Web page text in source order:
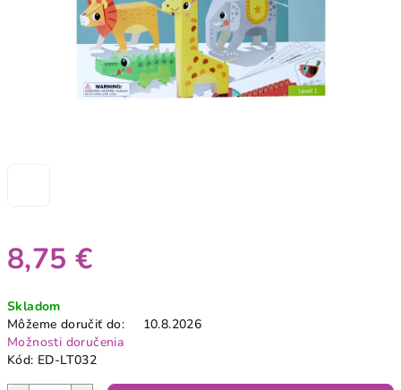
8,75 €
cena:
Skladom
Môžeme doručiť do:
10.8.2026
Možnosti doručenia
Kód: ED-LT032